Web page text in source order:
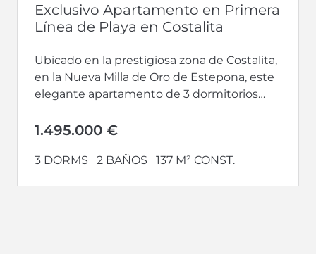
Exclusivo Apartamento en Primera
Línea de Playa en Costalita
Ubicado en la prestigiosa zona de Costalita,
en la Nueva Milla de Oro de Estepona, este
elegante apartamento de 3 dormitorios
1.495.000 €
3 DORMS 2 BAÑOS 137 M² CONST.